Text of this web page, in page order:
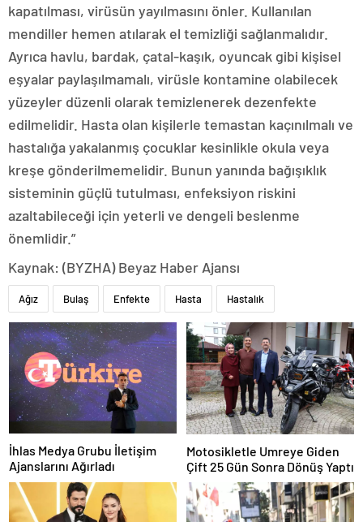
kapatılması, virüsün yayılmasını önler. Kullanılan
mendiller hemen atılarak el temizliği sağlanmalıdır.
Ayrıca havlu, bardak, çatal-kaşık, oyuncak gibi kişisel
eşyalar paylaşılmamalı, virüsle kontamine olabilecek
yüzeyler düzenli olarak temizlenerek dezenfekte
edilmelidir. Hasta olan kişilerle temastan kaçınılmalı ve
hastalığa yakalanmış çocuklar kesinlikle okula veya
kreşe gönderilmemelidir. Bunun yanında bağışıklık
sisteminin güçlü tutulması, enfeksiyon riskini
azaltabileceği için yeterli ve dengeli beslenme
önemlidir.”
Kaynak: (BYZHA) Beyaz Haber Ajansı
Ağız Bulaş Enfekte Hasta Hastalık
İhlas Medya Grubu İletişim
Ajanslarını Ağırladı
Motosikletle Umreye Giden
Çift 25 Gün Sonra Dönüş Yaptı